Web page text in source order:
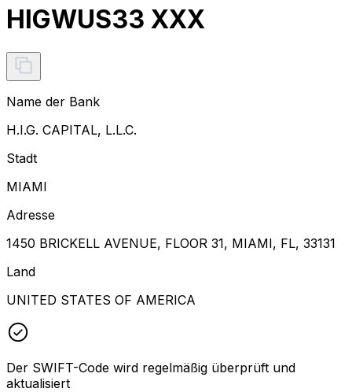
HIGWUS33 XXX
Name der Bank
H.I.G. CAPITAL, L.L.C.
Stadt
MIAMI
Adresse
1450 BRICKELL AVENUE, FLOOR 31, MIAMI, FL, 33131
Land
UNITED STATES OF AMERICA
Der SWIFT-Code wird regelmäßig überprüft und
aktualisiert